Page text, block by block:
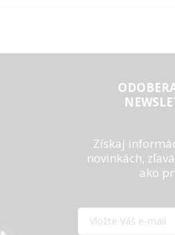
Získaj
novinkách,
ako